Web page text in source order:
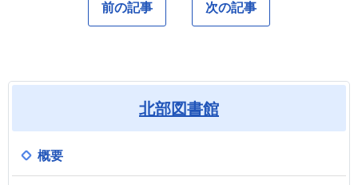
前の記事 次の記事
北部図書館
概要